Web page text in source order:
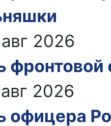
2026
фронтовой
2026
офицера